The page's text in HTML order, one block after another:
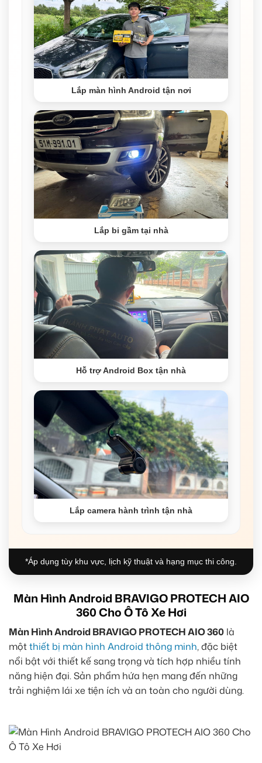
Lắp màn hình Android tận nơi
Lắp bi gầm tại nhà
Hỗ trợ Android Box tận nhà
Lắp camera hành trình tận nhà
*Áp dụng tùy khu vực, lịch kỹ thuật và hạng mục thi công.
Màn Hình Android BRAVIGO PROTECH AIO
360 Cho Ô Tô Xe Hơi
Màn Hình Android BRAVIGO PROTECH AIO 360 là
mộtthiết bị màn hình Android thông minh, đặc biệt
nổi bật với thiết kế sang trọng và tích hợp nhiều tính
năng hiện đại. Sản phẩm hứa hẹn mang đến những
trải nghiệm lái xe tiện ích và an toàn cho người dùng.